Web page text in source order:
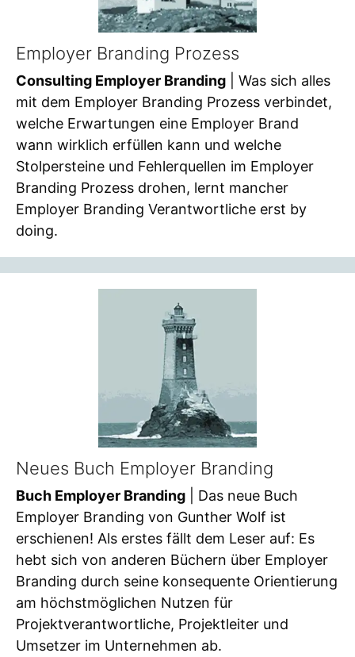
Employer Branding Prozess
Consulting Employer Branding | Was sich alles
mit dem Employer Branding Prozess verbindet,
welche Erwartungen eine Employer Brand
wann wirklich erfüllen kann und welche
Stolpersteine und Fehlerquellen im Employer
Branding Prozess drohen, lernt mancher
Employer Branding Verantwortliche erst by
doing.
Neues Buch Employer Branding
Buch Employer Branding | Das neue Buch
Employer Branding von Gunther Wolf ist
erschienen! Als erstes fällt dem Leser auf: Es
hebt sich von anderen Büchern über Employer
Branding durch seine konsequente Orientierung
am höchstmöglichen Nutzen für
Projektverantwortliche, Projektleiter und
Umsetzer im Unternehmen ab.